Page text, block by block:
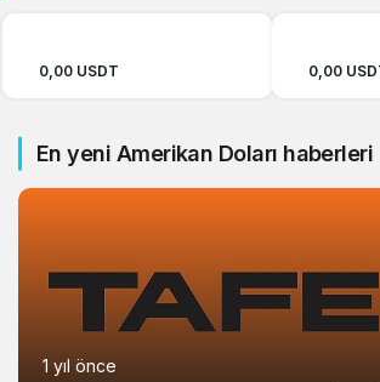
0,00 USDT 0,00
En yeni Amerikan Doları haberleri
1 yıl önce